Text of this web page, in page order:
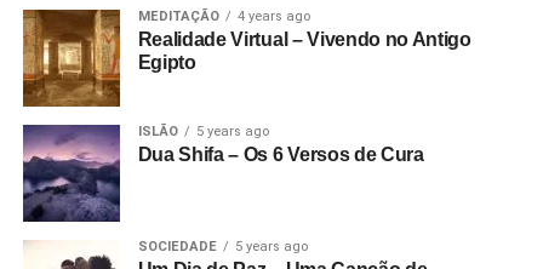
MEDITAÇÃO 4 years ago
Realidade Virtual – Vivendo no Antigo
Egipto
ISLÃO 5 years ago
Dua Shifa – Os 6 Versos de Cura
SOCIEDADE 5 years ago